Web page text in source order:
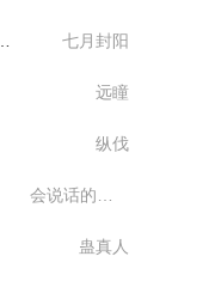
七月封阳
远瞳
纵伐
蛊真人